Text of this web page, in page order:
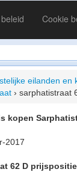
Cookie
eilanden en
› sarphatistraat
kopen
2017
62 D